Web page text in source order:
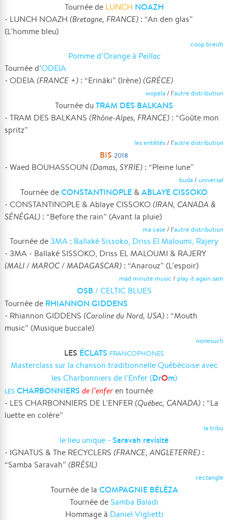
Tournée de LUNCH NOAZH
- LUNCH NOAZH (Bretagne, FRANCE) : “An den glas”
(L’homme bleu)
coop breizh
Pomme d’Orange à Peillac
Tournée d’ODEIA
- ODEIA (FRANCE +) : “Erináki” (Irène) (GRÈCE)
wopela/ l’autre distribution
Tournée duTRAM DES BALKANS
- TRAM DES BALKANS (Rhône-Alpes, FRANCE) : “Goûte mon
spritz”
les entêtés/ l’autre distribution
BIS 2018
- Waed BOUHASSOUN (Damas, SYRIE) : “Pleine lune”
buda/ universal
Tournée deCONSTANTINOPLE & ABLAYE CISSOKO
- CONSTANTINOPLE & Ablaye CISSOKO (IRAN, CANADA &
SÉNÉGAL) : “Before the rain” (Avant la pluie)
ma case/ l’autre distribution
Tournée de 3MA : Ballaké Sissoko, Driss El Maloumi, Rajery
- 3MA - Ballaké SISSOKO, Driss EL MALOUMI & RAJERY
(MALI / MAROC / MADAGASCAR) : “Anarouz” (L’espoir)
mad minute music / play it again sam
OSB / CELTIC BLUES
Tournée de RHIANNON GIDDENS
- Rhiannon GIDDENS (Caroline du Nord, USA) : “Mouth
music” (Musique buccale)
nonesuch
LES ÉCLATS FRANCOPHONES
Masterclass sur la chanson traditionnelle Québécoise avec
les Charbonniers de l’Enfer (DrOm)
LES CHARBONNIERS de l’enferen tournée
- LES CHARBONNIERS DE L’ENFER (Québec, CANADA) : “La
luette en colère”
la tribu
le lieu unique - Saravah revisité
- IGNATUS & The RECYCLERS (FRANCE, ANGLETERRE) :
“Samba Saravah” (BRÉSIL)
rectangle
Tournée de la COMPAGNIE BÉLÉZA
Tournée de Samba Baladi
Hommage à Daniel Viglietti